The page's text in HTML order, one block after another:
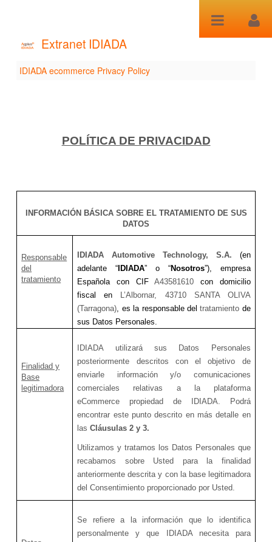
Extranet IDIADA
IDIADA ecommerce
IDIADA ecommerce Privacy Policy
POLÍTICA DE PRIVACIDAD
INFORMACIÓN BÁSICA SOBRE EL TRATAMIENTO DE SUS
DATOS
Responsable
del
tratamiento
IDIADA Automotive Technology, S.A.
(en
adelante “ IDIADA” o “Nosotros”), empresa
Española con CIFA43581610 con domicilio
fiscal en
L’Albornar, 43710 SANTA OLIVA
(Tarragona), es la responsable deltratamiento de
sus Datos Personales.
Finalidad y
Base
legitimadora
IDIADA utilizará sus Datos Personales
posteriormente descritos con el objetivo de
enviarle información y/o comunicaciones
comerciales relativas a la plataforma
eCommerce propiedad de IDIADA. Podrá
encontrar este punto descrito en más detalle en
lasCláusulas 2 y 3.
Utilizamos y tratamos los Datos Personales que
recabamos sobre Usted para la finalidad
anteriormente descrita y con la base legitimadora
del Consentimiento proporcionado por Usted.
Se refierea la información que lo identifica
personalmente y que IDIADA necesita para